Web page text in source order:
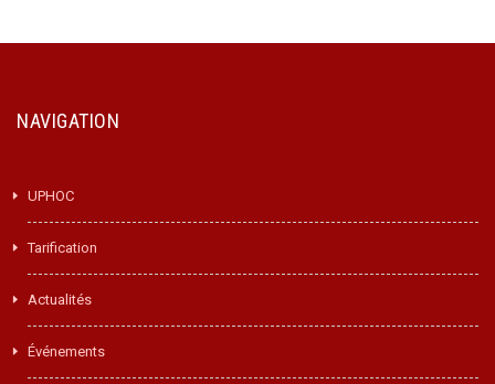
NAVIGATION
UPHOC
Tarification
Actualités
Événements